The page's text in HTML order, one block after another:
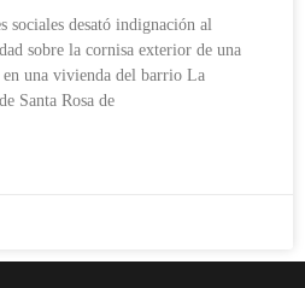
desató indignación al
sobre la cornisa exterior de una
en una vivienda del barrio La
Santa Rosa de